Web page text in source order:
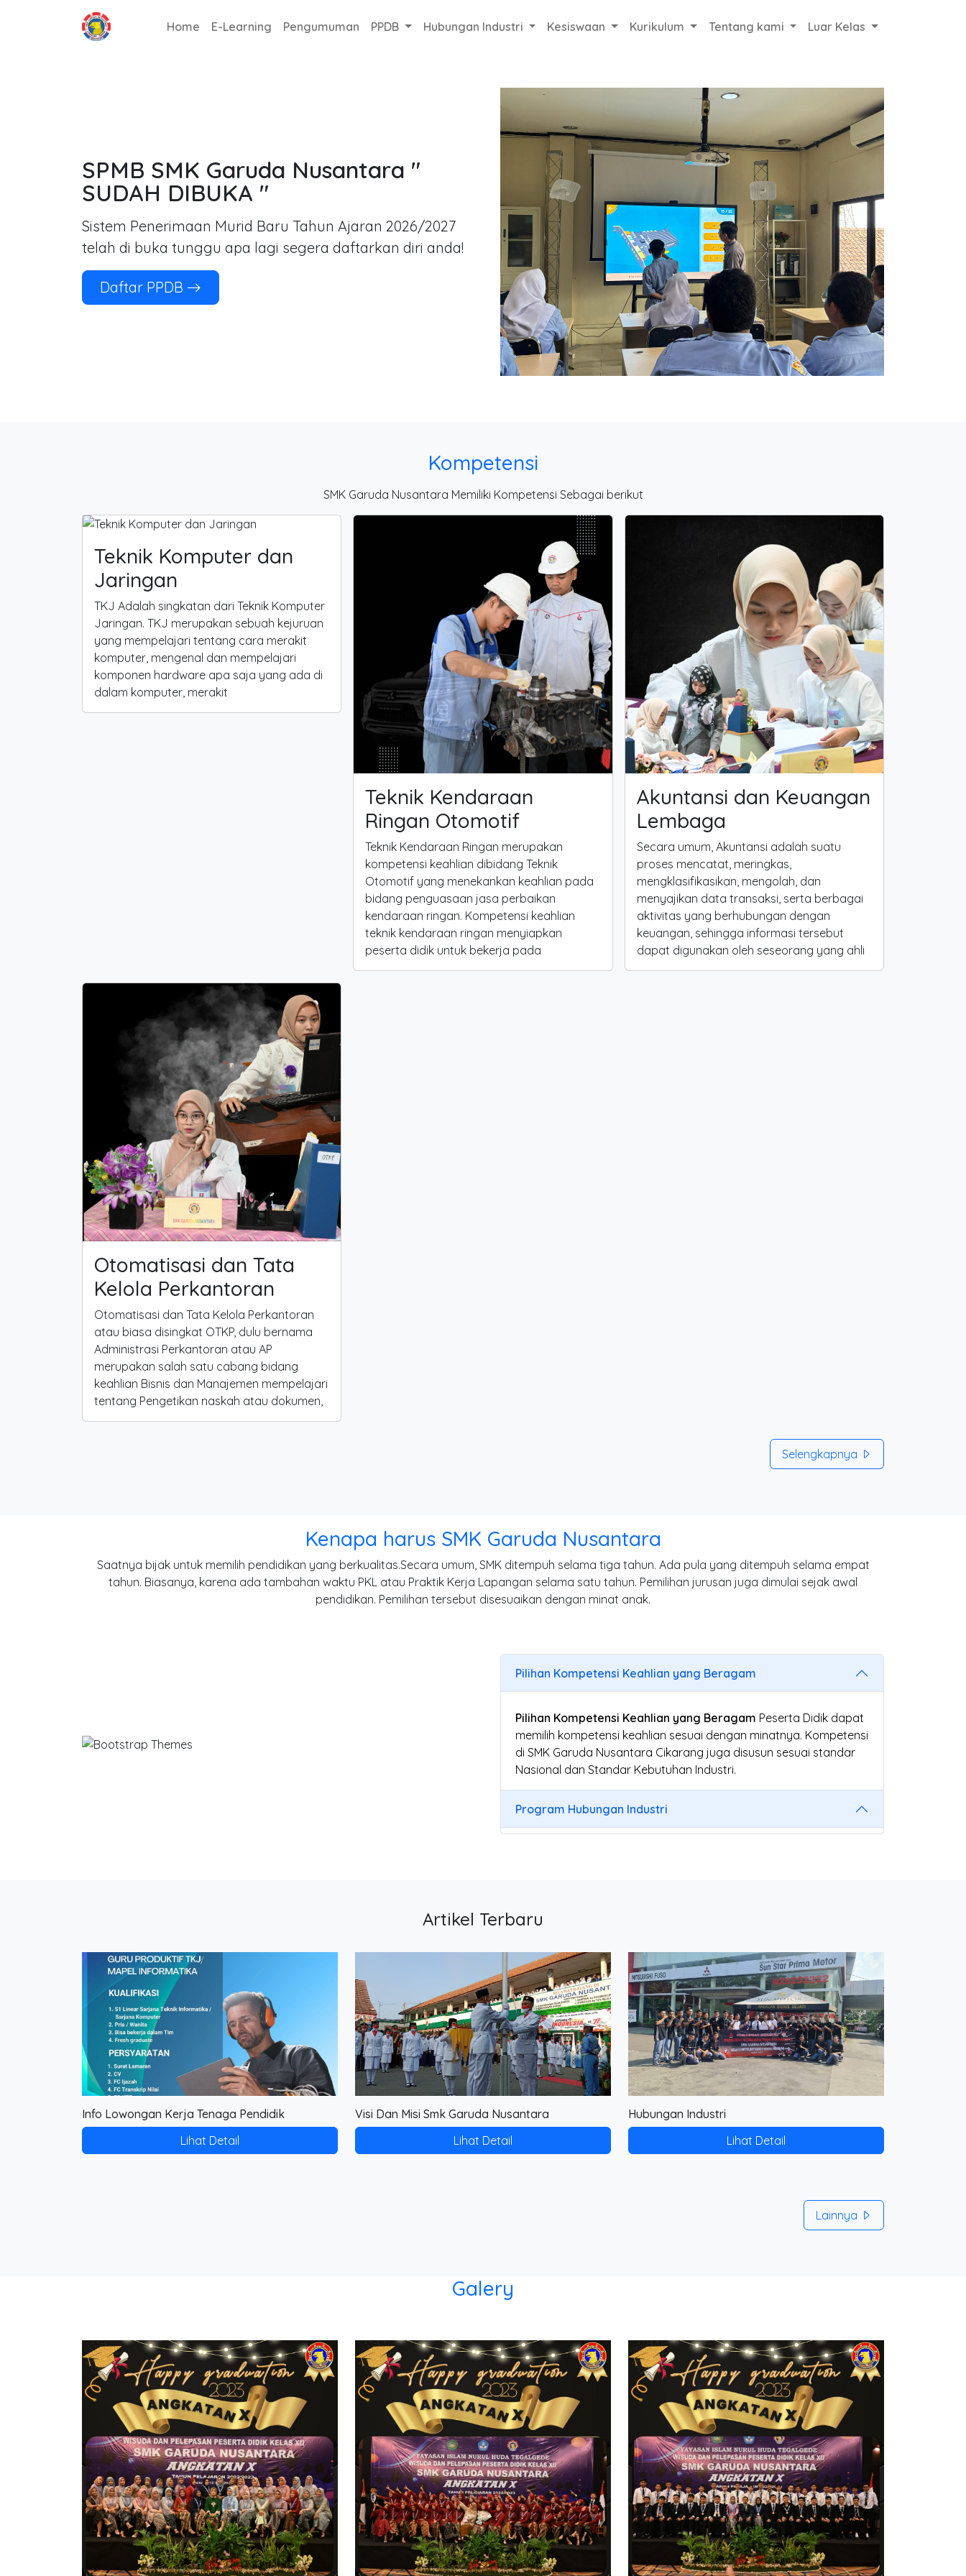
Home E-Learning Pengumuman PPDB Hubungan Industri Kesiswaan Kurikulum Tentang kami Luar Kelas
SPMB SMK Garuda Nusantara "
SUDAH DIBUKA "
Sistem Penerimaan Murid Baru Tahun Ajaran 2026/2027
telah di buka tunggu apa lagi segera daftarkan diri anda!
Daftar PPDB
Kompetensi
SMK Garuda Nusantara Memiliki Kompetensi Sebagai berikut
Teknik Komputer dan
Jaringan
TKJ Adalah singkatan dari Teknik Komputer
Jaringan. TKJ merupakan sebuah kejuruan
yang mempelajari tentang cara merakit
komputer, mengenal dan mempelajari
komponen hardware apa saja yang ada di
dalam komputer, merakit
Teknik Kendaraan
Ringan Otomotif
Teknik Kendaraan Ringan merupakan
kompetensi keahlian dibidang Teknik
Otomotif yang menekankan keahlian pada
bidang penguasaan jasa perbaikan
kendaraan ringan. Kompetensi keahlian
teknik kendaraan ringan menyiapkan
peserta didik untuk bekerja pada
Akuntansi dan Keuangan
Lembaga
Secara umum, Akuntansi adalah suatu
proses mencatat, meringkas,
mengklasifikasikan, mengolah, dan
menyajikan data transaksi, serta berbagai
aktivitas yang berhubungan dengan
keuangan, sehingga informasi tersebut
dapat digunakan oleh seseorang yang ahli
Otomatisasi dan Tata
Kelola Perkantoran
Otomatisasi dan Tata Kelola Perkantoran
atau biasa disingkat OTKP, dulu bernama
Administrasi Perkantoran atau AP
merupakan salah satu cabang bidang
keahlian Bisnis dan Manajemen mempelajari
tentang Pengetikan naskah atau dokumen,
Selengkapnya
Kenapa harus SMK Garuda Nusantara
Saatnya bijak untuk memilih pendidikan yang berkualitas.Secara umum, SMK ditempuh selama tiga tahun. Ada pula yang ditempuh selama empat
tahun. Biasanya, karena ada tambahan waktu PKL atau Praktik Kerja Lapangan selama satu tahun. Pemilihan jurusan juga dimulai sejak awal
pendidikan. Pemilihan tersebut disesuaikan dengan minat anak.
Pilihan Kompetensi Keahlian yang Beragam
Pilihan Kompetensi Keahlian yang Beragam Peserta Didik dapat
memilih kompetensi keahlian sesuai dengan minatnya. Kompetensi
di SMK Garuda Nusantara Cikarang juga disusun sesuai standar
Nasional dan Standar Kebutuhan Industri.
Program Hubungan Industri
Artikel Terbaru
Info Lowongan Kerja Tenaga Pendidik
Lihat Detail
Visi Dan Misi Smk Garuda Nusantara
Lihat Detail
Hubungan Industri
Lihat Detail
Lainnya
Galery